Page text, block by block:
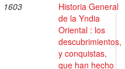
1603
Historia General
de la Yndia
Oriental : los
descubrimientos,
y conquistas,
que han hecho